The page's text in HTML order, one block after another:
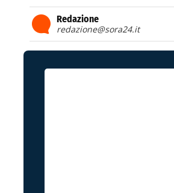
Redazione
redazione@sora24.it